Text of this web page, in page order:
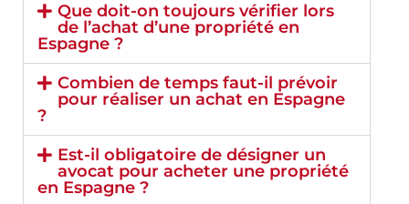
Que doit-on toujours vérifier lors
de l’achat d’une propriété en
Espagne ?
Combien de temps faut-il prévoir
pour réaliser un achat en Espagne
?
Est-il obligatoire de désigner un
avocat pour acheter une propriété
en Espagne ?